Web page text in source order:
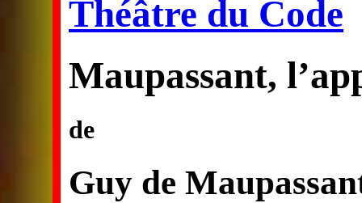
Théâtre du Code
Maupassant,
de
Guy de